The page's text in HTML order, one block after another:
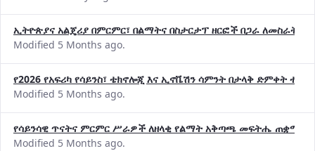
ኢትዮጵያና አልጄሪያ በምርምር፣ በልማትና በስታርታፕ ዘርፎች በጋራ ለመስራት
Modified 5 Months ago.
የ2026 የአፍሪካ የሳይንስ፣ ቴክኖሎጂ እና ኢኖቬሽን ሳምንት በታላቅ ድምቀት
Modified 5 Months ago.
የሳይንሳዊ ጥናትና ምርምር ሥራዎች ለዘላቂ የልማት አቅጣጫ መፍትሔ ጠቋሚ
Modified 5 Months ago.